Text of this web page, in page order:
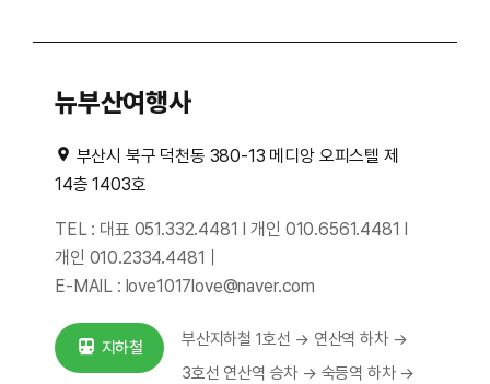
뉴부산여행사
부산시 북구 덕천동 380-13 메디앙 오피스텔 제
14층 1403호
TEL : 대표 051.332.4481 I 개인 010.6561.4481 I
개인 010.2334.4481｜
E-MAIL : love1017love@naver.com
지하철
부산지하철 1호선 → 연산역 하차 →
3호선 연산역 승차 → 숙등역 하차 →